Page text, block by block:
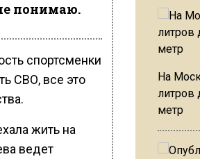
понимаю.
спортсменки
СВО, все это
жить на
ведет
На
литров
метр